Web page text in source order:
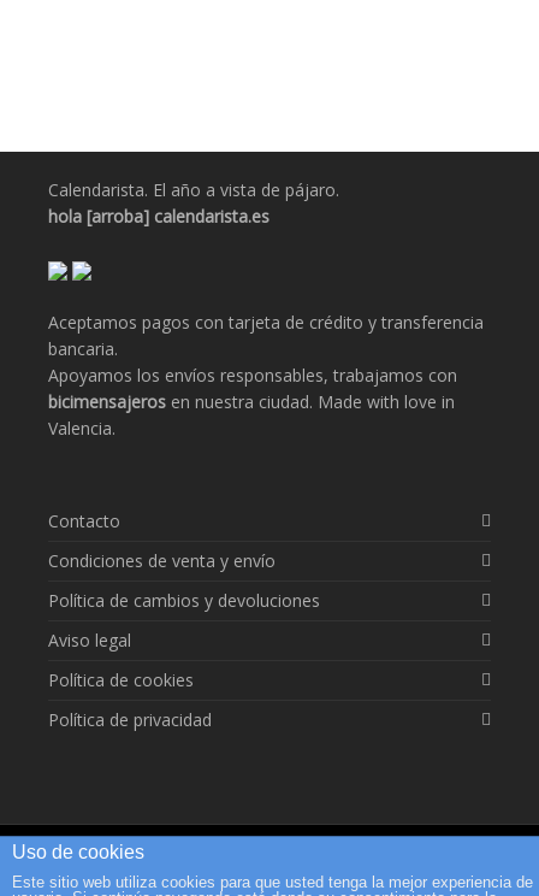
Calendarista. El año a vista de pájaro.
hola [arroba] calendarista.es
Aceptamos pagos con tarjeta de crédito y transferencia
bancaria.
Apoyamos los envíos responsables, trabajamos con
bicimensajeros en nuestra ciudad. Made with love in
Valencia.
Contacto
Condiciones de venta y envío
Política de cambios y devoluciones
Aviso legal
Política de cookies
Política de privacidad
©2026 Calendarista | Built with love by
Premium WordPress Themes by Swift Ideas
Uso de cookies
Este sitio web utiliza cookies para que usted tenga la mejor experiencia de